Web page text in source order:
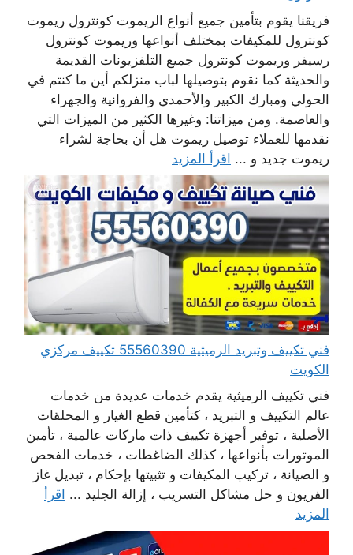
فريقنا يقوم بتأمين جميع أنواع الريموت كونترول ريموت
كونترول للمكيفات بمختلف أنواعها وريموت كونترول
رسيفر وريموت كونترول جميع التلفزيونات القديمة
والحديثة كما نقوم بتوصيلها لباب منزلكم أين ما كنتم في
الحولي ومبارك الكبير والأحمدي والفروانية والجهراء
والعاصمة. ومن ميزاتنا: وغيرها الكثير من الميزات التي
نقدمها للعملاء توصيل ريموت هل أن بحاجة لشراء
ريموت جديد و ... اقرأ المزيد
فني تكييف وتبريد الرميثية 55560390 تكييف مركزي
الكويت
فني تكييف الرميثية يقدم خدمات عديدة من خدمات
عالم التكييف و التبريد ، كتأمين قطع الغيار و المحلقات
الأصلية ، توفير أجهزة تكييف ذات ماركات عالمية ، تأمين
الموتورات بأنواعها ، كذلك الضاغطات ، خدمات الفحص
و الصيانة ، تركيب المكيفات و تثبيتها بإحكام ، تبديل غاز
الفريون و حل مشاكل التسريب ، إزالة الجليد ... اقرأ
المزيد